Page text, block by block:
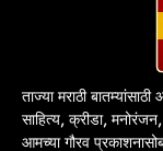
ताज्या मराठी
साहित्य, क्रीडा, मनोरंजन,
आमच्या गौरव